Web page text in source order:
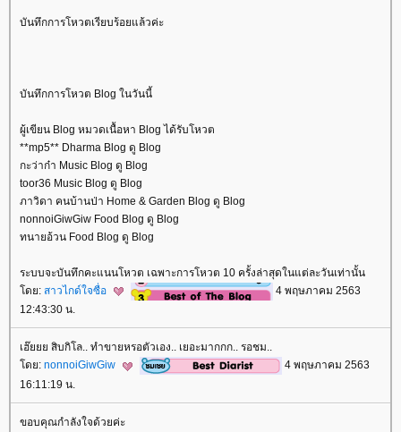
บันทึกการโหวตเรียบร้อยแล้วค่ะ
บันทึกการโหวต Blog ในวันนี้
ผู้เขียน Blog หมวดเนื้อหา Blog ได้รับโหวต
**mp5** Dharma Blog ดู Blog
กะว่าก๋า Music Blog ดู Blog
toor36 Music Blog ดู Blog
ภาวิดา คนบ้านป่า Home & Garden Blog ดู Blog
nonnoiGiwGiw Food Blog ดู Blog
ทนายอ้วน Food Blog ดู Blog
ระบบจะบันทึกคะแนนโหวต เฉพาะการโหวต 10 ครั้งล่าสุดในแต่ละวันเท่านั้น
ดย: สาวไกด์ใจซื่อ
4 พฤษภาคม 2563
12:43:30 น.
เฮ๊ยยย สิบกิโล.. ทำขายหรอตัวเอง.. เยอะมากกก.. รอชม..
ดย: nonnoiGiwGiw
4 พฤษภาคม 2563
16:11:19 น.
ขอบคุณกำลังใจด้วยค่ะ